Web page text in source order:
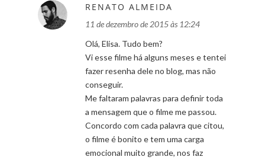
RENATO ALMEIDA
11 de dezembro de 2015 às 12:24
Olá, Elisa. Tudo bem?
Vi esse filme há alguns meses e tentei
fazer resenha dele no blog, mas não
conseguir.
Me faltaram palavras para definir toda
a mensagem que o filme me passou.
Concordo com cada palavra que citou,
o filme é bonito e tem uma carga
emocional muito grande, nos faz